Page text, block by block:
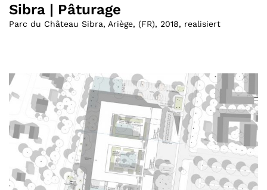
Sibra | Pâturage
Parc du Château Sibra, Ariège, (FR), 2018, realisiert